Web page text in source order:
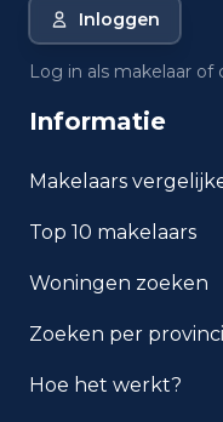
Wat is de
Wat is het
Roosendaal?
Hoe veilig
Welke
het meest
Inloggen
Log in als makelaar of
Informatie
Makelaars
Top 10 makelaars
Woningen zoeken
Zoeken per
Hoe het werkt?